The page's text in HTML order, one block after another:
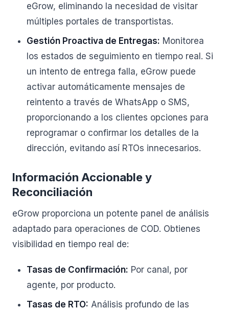
eGrow, eliminando la necesidad de visitar
múltiples portales de transportistas.
Gestión Proactiva de Entregas: Monitorea
los estados de seguimiento en tiempo real. Si
un intento de entrega falla, eGrow puede
activar automáticamente mensajes de
reintento a través de WhatsApp o SMS,
proporcionando a los clientes opciones para
reprogramar o confirmar los detalles de la
dirección, evitando así RTOs innecesarios.
Información Accionable y
Reconciliación
eGrow proporciona un potente panel de análisis
adaptado para operaciones de COD. Obtienes
visibilidad en tiempo real de:
Tasas de Confirmación: Por canal, por
agente, por producto.
Tasas de RTO: Análisis profundo de las